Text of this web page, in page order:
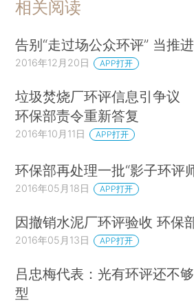
相关阅读
告别“走过场公众环评” 当推
2016年12月20日 APP打开
垃圾焚烧厂环评信息引争议
环保部责令重新答复
2016年10月11日 APP打开
环保部再处理一批“影子环评
2016年05月18日 APP打开
因撤销水泥厂环评验收 环保
2016年05月13日 APP打开
吕忠梅代表：光有环评还不
型